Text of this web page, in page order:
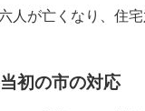
人が亡くなり、住
初の市の対応